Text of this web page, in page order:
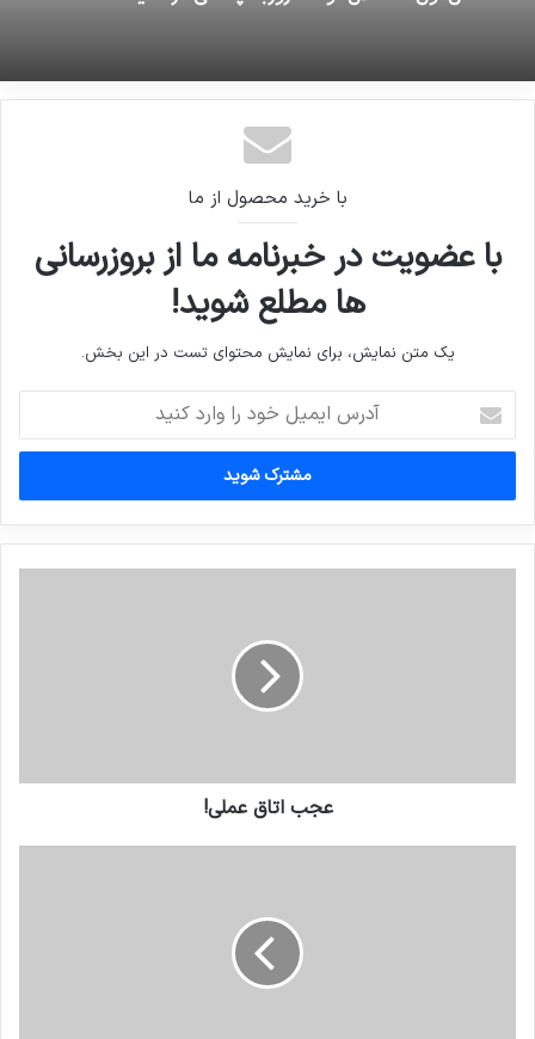
با خرید محصول از ما
با عضویت در خبرنامه ما از بروزرسانی
ها مطلع شوید!
یک متن نمایش، برای نمایش محتوای تست در این بخش.
ایمیل
خود
وارد
کنید
عجب اتاق عملی!